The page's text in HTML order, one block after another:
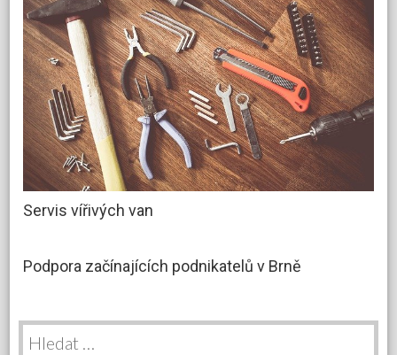
Servis vířivých van
Podpora začínajících podnikatelů v Brně
Vyhledávání